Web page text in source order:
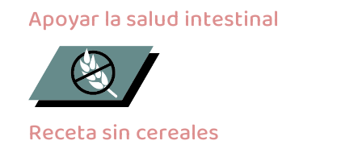
Apoyar la salud intestinal
Receta sin cereales